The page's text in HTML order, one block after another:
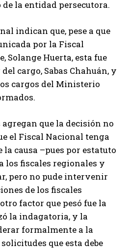
la entidad persecutora.
indican que, pese a que
por la Fiscal
Solange Huerta, esta fue
cargo, Sabas Chahuán, y
cargos del Ministerio
que la decisión no
el Fiscal Nacional tenga
causa –pues por estatuto
los fiscales regionales y
pero no pude intervenir
de los fiscales
factor que pesó fue la
la indagatoria, y la
formalmente a la
que esta debe